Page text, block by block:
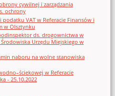
cywilnej i zarządzania
ochrony
VAT w Referacie Finansów i
w Olsztynku
ds. drogownictwa w
Urzędu Miejskiego w
naboru na wolne stanowiska
w Referacie
- 25.10.2022